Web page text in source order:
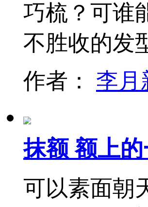
巧梳？可谁
不胜收的发
作者： 李月
抹额 额上
可以素面朝